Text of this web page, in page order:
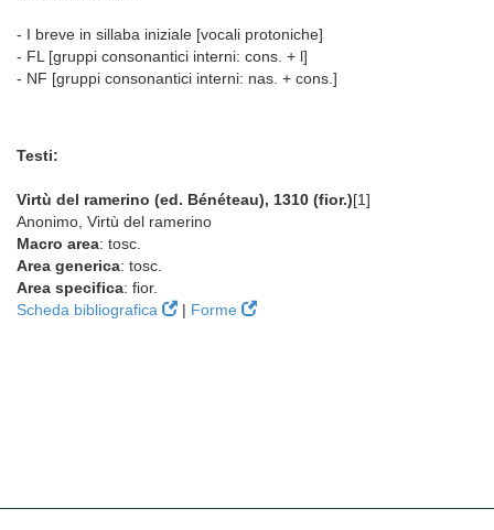
- I breve in sillaba iniziale [vocali protoniche]
- FL [gruppi consonantici interni: cons. + l]
- NF [gruppi consonantici interni: nas. + cons.]
Testi:
Virtù del ramerino (ed. Bénéteau), 1310 (fior.)[1]
Anonimo, Virtù del ramerino
Macro area: tosc.
Area generica: tosc.
Area specifica: fior.
Scheda bibliografica
| Forme